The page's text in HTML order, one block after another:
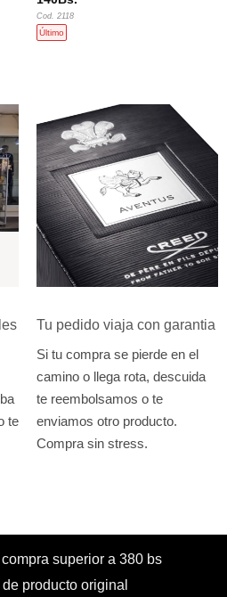
Cod. 2118
Último
te
Tu pedido viaja con garantia
Si tu compra se pierde en el
camino o llega rota, descuida
te reembolsamos o te
enviamos otro producto.
Compra sin stress.
superior a 380 bs
producto original